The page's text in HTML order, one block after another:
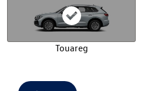
Touareg